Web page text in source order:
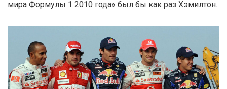
мира Формулы 1 2010 года» был бы как раз Хэмилтон.